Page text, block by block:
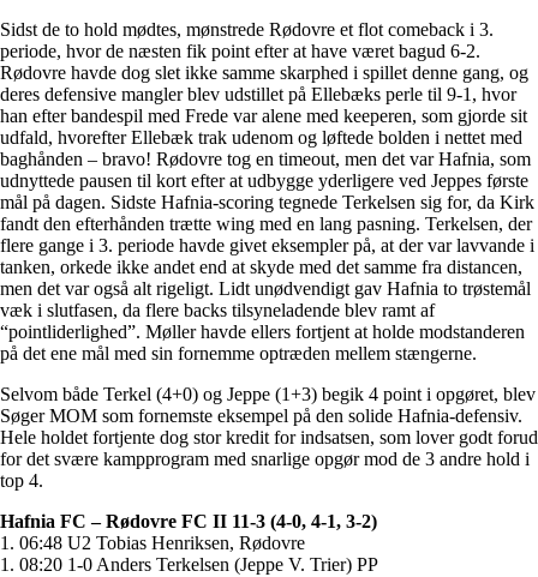
Sidst de to hold mødtes, mønstrede Rødovre et flot comeback i 3.
periode, hvor de næsten fik point efter at have været bagud 6-2.
Rødovre havde dog slet ikke samme skarphed i spillet denne gang, og
deres defensive mangler blev udstillet på Ellebæks perle til 9-1, hvor
han efter bandespil med Frede var alene med keeperen, som gjorde sit
udfald, hvorefter Ellebæk trak udenom og løftede bolden i nettet med
baghånden – bravo! Rødovre tog en timeout, men det var Hafnia, som
udnyttede pausen til kort efter at udbygge yderligere ved Jeppes første
mål på dagen. Sidste Hafnia-scoring tegnede Terkelsen sig for, da Kirk
fandt den efterhånden trætte wing med en lang pasning. Terkelsen, der
flere gange i 3. periode havde givet eksempler på, at der var lavvande i
tanken, orkede ikke andet end at skyde med det samme fra distancen,
men det var også alt rigeligt. Lidt unødvendigt gav Hafnia to trøstemål
væk i slutfasen, da flere backs tilsyneladende blev ramt af
“pointliderlighed”. Møller havde ellers fortjent at holde modstanderen
på det ene mål med sin fornemme optræden mellem stængerne.
Selvom både Terkel (4+0) og Jeppe (1+3) begik 4 point i opgøret, blev
Søger MOM som fornemste eksempel på den solide Hafnia-defensiv.
Hele holdet fortjente dog stor kredit for indsatsen, som lover godt forud
for det svære kampprogram med snarlige opgør mod de 3 andre hold i
top 4.
Hafnia FC – Rødovre FC II 11-3 (4-0, 4-1, 3-2)
1. 06:48 U2 Tobias Henriksen, Rødovre
1. 08:20 1-0 Anders Terkelsen (Jeppe V. Trier) PP